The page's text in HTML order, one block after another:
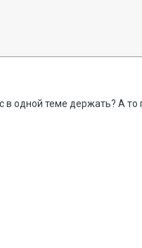
одной теме держать? А то